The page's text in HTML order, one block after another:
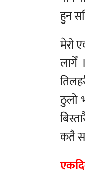
हुन
मेरो
लागेँ
ठुलो
कतै